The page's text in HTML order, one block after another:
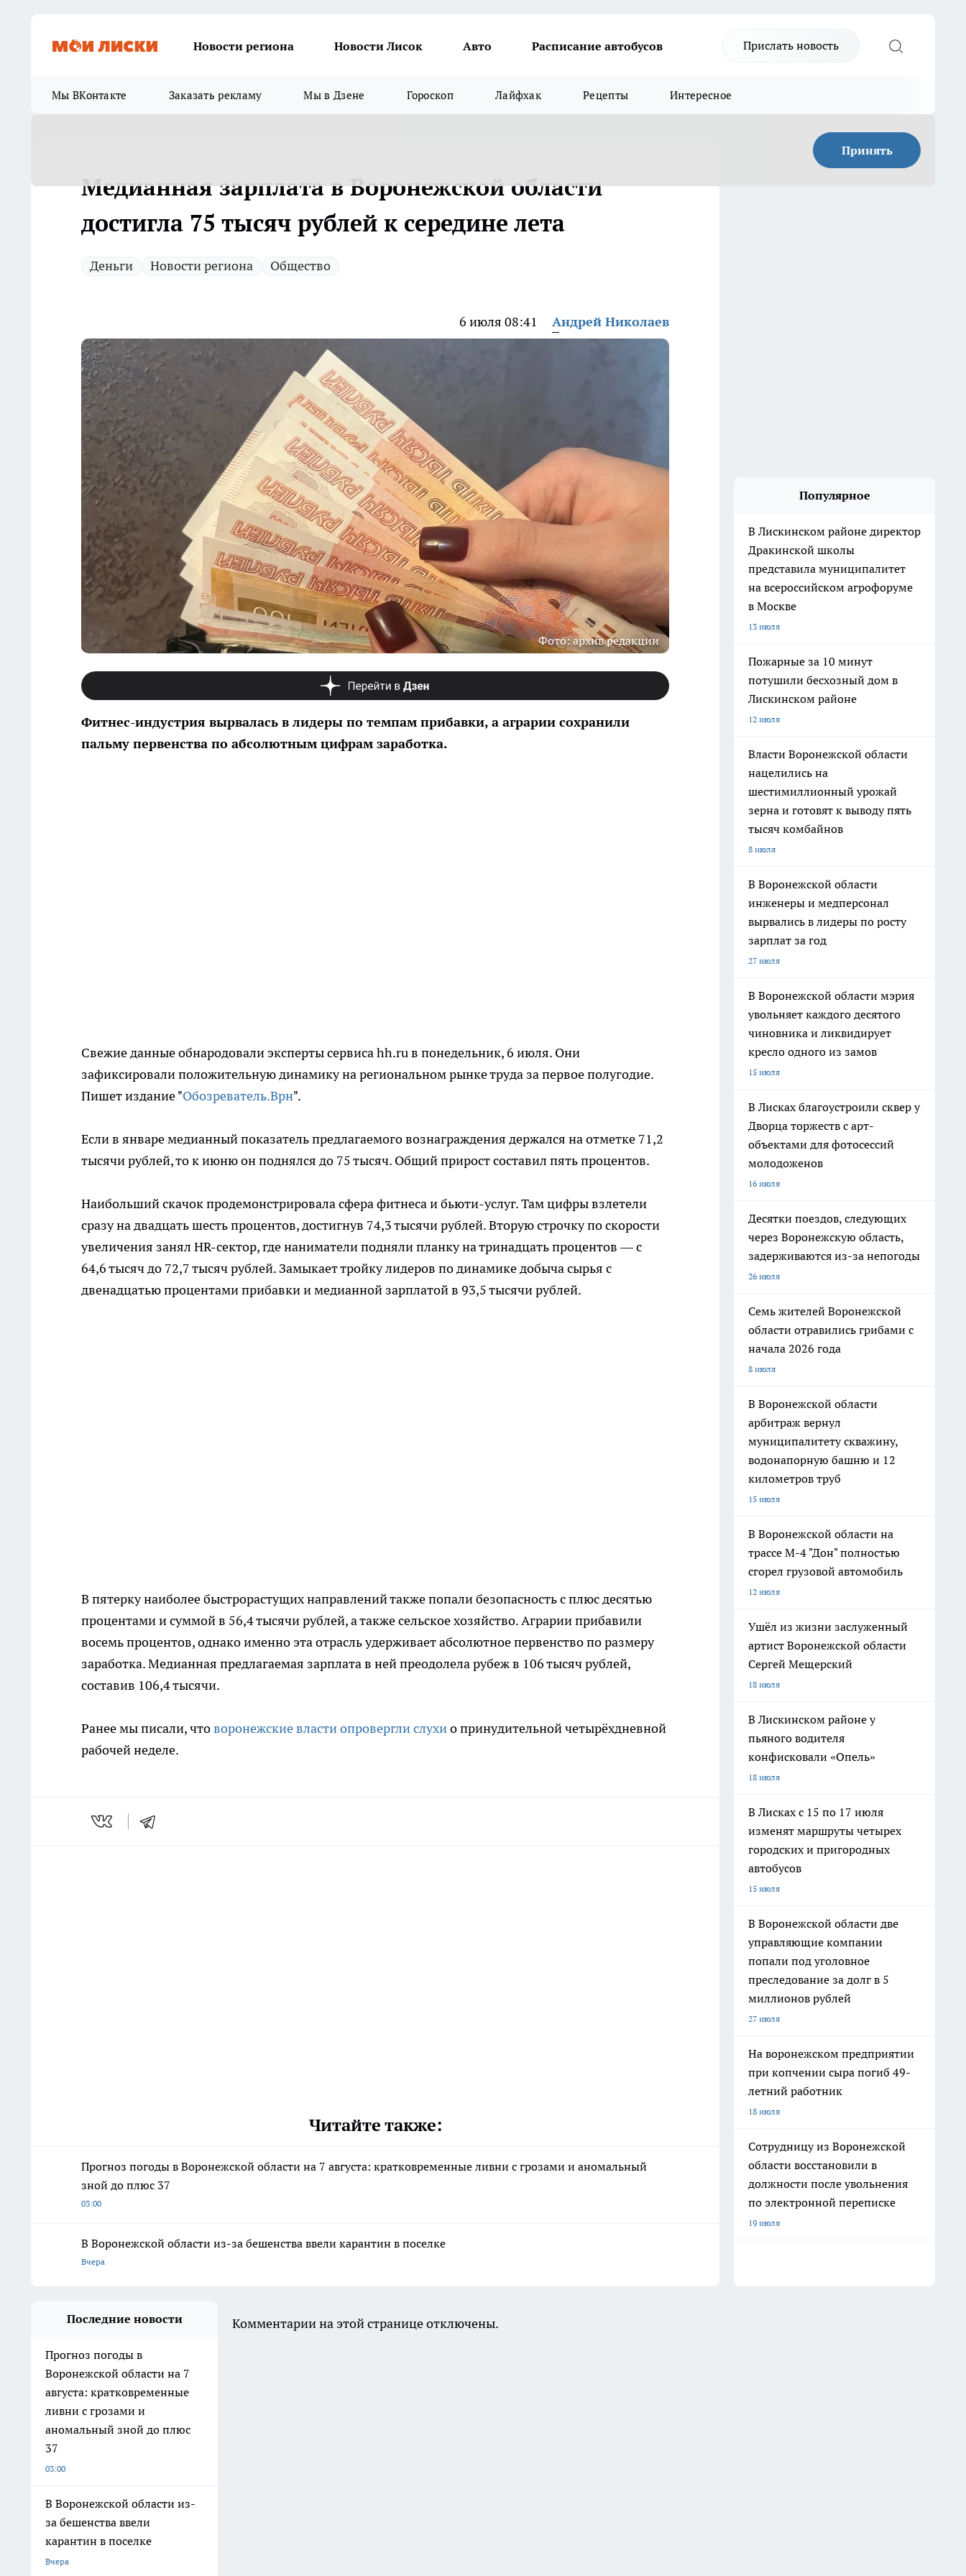
Новости региона Новости Лисок Авто Расписание автобусов Прислать новость
Мы ВКонтакте Заказать рекламу Мы в Дзене Гороскоп Лайфхак Рецепты Интересное
Принять
Медианная зарплата в Воронежской области
достигла 75 тысяч рублей к середине лета
Деньги Новости региона Общество
6 июля 08:41 Андрей Николаев
Фото: архив редакции
Фитнес-индустрия вырвалась в лидеры по темпам прибавки, а аграрии сохранили
пальму первенства по абсолютным цифрам заработка.
Свежие данные обнародовали эксперты сервиса hh.ru в понедельник, 6 июля. Они
зафиксировали положительную динамику на региональном рынке труда за первое полугодие.
Пишет издание "Обозреватель.Врн".
Если в январе медианный показатель предлагаемого вознаграждения держался на отметке 71,2
тысячи рублей, то к июню он поднялся до 75 тысяч. Общий прирост составил пять процентов.
Наибольший скачок продемонстрировала сфера фитнеса и бьюти-услуг. Там цифры взлетели
сразу на двадцать шесть процентов, достигнув 74,3 тысячи рублей. Вторую строчку по скорости
увеличения занял HR-сектор, где наниматели подняли планку на тринадцать процентов — с
64,6 тысяч до 72,7 тысяч рублей. Замыкает тройку лидеров по динамике добыча сырья с
двенадцатью процентами прибавки и медианной зарплатой в 93,5 тысячи рублей.
В пятерку наиболее быстрорастущих направлений также попали безопасность с плюс десятью
процентами и суммой в 56,4 тысячи рублей, а также сельское хозяйство. Аграрии прибавили
восемь процентов, однако именно эта отрасль удерживает абсолютное первенство по размеру
заработка. Медианная предлагаемая зарплата в ней преодолела рубеж в 106 тысяч рублей,
составив 106,4 тысячи.
Ранее мы писали, чтоворонежские власти опровергли слухио принудительной четырёхдневной
рабочей неделе.
Читайте также:
Прогноз погоды в Воронежской области на 7 августа: кратковременные ливни с грозами и аномальный
зной до плюс 37
03:00
В Воронежской области из-за бешенства ввели карантин в поселке
Вчера
Популярное
В Лискинском районе директор
Дракинской школы
представила муниципалитет
на всероссийском агрофоруме
в Москве
13 июля
Пожарные за 10 минут
потушили бесхозный дом в
Лискинском районе
12 июля
Власти Воронежской области
нацелились на
шестимиллионный урожай
зерна и готовят к выводу пять
тысяч комбайнов
8 июля
В Воронежской области
инженеры и медперсонал
вырвались в лидеры по росту
зарплат за год
27 июля
В Воронежской области мэрия
увольняет каждого десятого
чиновника и ликвидирует
кресло одного из замов
15 июля
В Лисках благоустроили сквер у
Дворца торжеств с арт-
объектами для фотосессий
молодоженов
16 июля
Десятки поездов, следующих
через Воронежскую область,
задерживаются из-за непогоды
26 июля
Семь жителей Воронежской
области отравились грибами с
начала 2026 года
8 июля
В Воронежской области
арбитраж вернул
муниципалитету скважину,
водонапорную башню и 12
километров труб
15 июля
В Воронежской области на
трассе М-4 "Дон" полностью
сгорел грузовой автомобиль
12 июля
Ушёл из жизни заслуженный
артист Воронежской области
Сергей Мещерский
18 июля
В Лискинском районе у
пьяного водителя
конфисковали «Опель»
18 июля
В Лисках с 15 по 17 июля
изменят маршруты четырех
городских и пригородных
автобусов
15 июля
В Воронежской области две
управляющие компании
попали под уголовное
преследование за долг в 5
миллионов рублей
27 июля
На воронежском предприятии
при копчении сыра погиб 49-
летний работник
18 июля
Сотрудницу из Воронежской
области восстановили в
должности после увольнения
по электронной переписке
19 июля
Последние новости
Прогноз погоды в
Воронежской области на 7
августа: кратковременные
ливни с грозами и
аномальный зной до плюс
37
03:00
В Воронежской области из-
за бешенства ввели
карантин в поселке
Вчера
Комментарии на этой странице отключены.